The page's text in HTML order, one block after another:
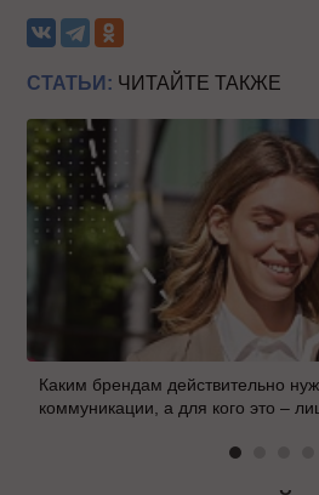
СТАТЬИ: ЧИТАЙТЕ ТАКЖЕ
Каким брендам действительно
коммуникации, а для кого это –